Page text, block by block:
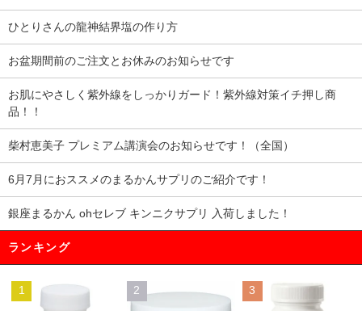
ひとりさんの龍神結界塩の作り方
お盆期間前のご注文とお休みのお知らせです
お肌にやさしく紫外線をしっかりガード！紫外線対策イチ押し商
品！！
柴村恵美子 プレミアム講演会のお知らせです！（全国）
6月7月におススメのまるかんサプリのご紹介です！
銀座まるかん ohセレブ キンニクサプリ 入荷しました！
ランキング
1 2 3